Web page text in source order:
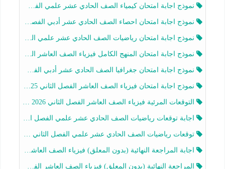
نموذج اجابة امتحان كيمياء الصف الحادي عشر علمي الفصل الثاني 2025-2026
نموذج اجابة امتحان احصاء الصف الحادي عشر أدبي الفصل الثاني 2025-2026
نموذج اجابة امتحان رياضيات الصف الحادي عشر علمي الفصل الثاني 2025-2026
نموذج اجابة امتحان المنهج الكامل فيزياء الصف العاشر الفصل الثاني 2025-2026
نموذج اجابة امتحان جغرافيا الصف الحادي عشر أدبي الفصل الثاني 2025-2026
نموذج اجابة امتحان فيزياء الصف العاشر الفصل الثاني 2025-2026
التوقعات المرئية فيزياء الصف العاشر الفصل الثاني 2026 أ هيثم الليثي
اجابة توقعات رياضيات الصف الحادي عشر علمي الفصل الثاني 2025-2026 أ عمرو فايز
توقعات رياضيات الصف الحادي عشر علمي الفصل الثاني 2025-2026 أ عمرو فايز
اجابة المراجعة النهائية (بدون المعلق) فيزياء الصف العاشر الفصل الثاني أ أحمد نبيه
المراجعة النهائية (بدون المعلق) فيزياء الصف العاشر الفصل الثاني أ أحمد نبيه